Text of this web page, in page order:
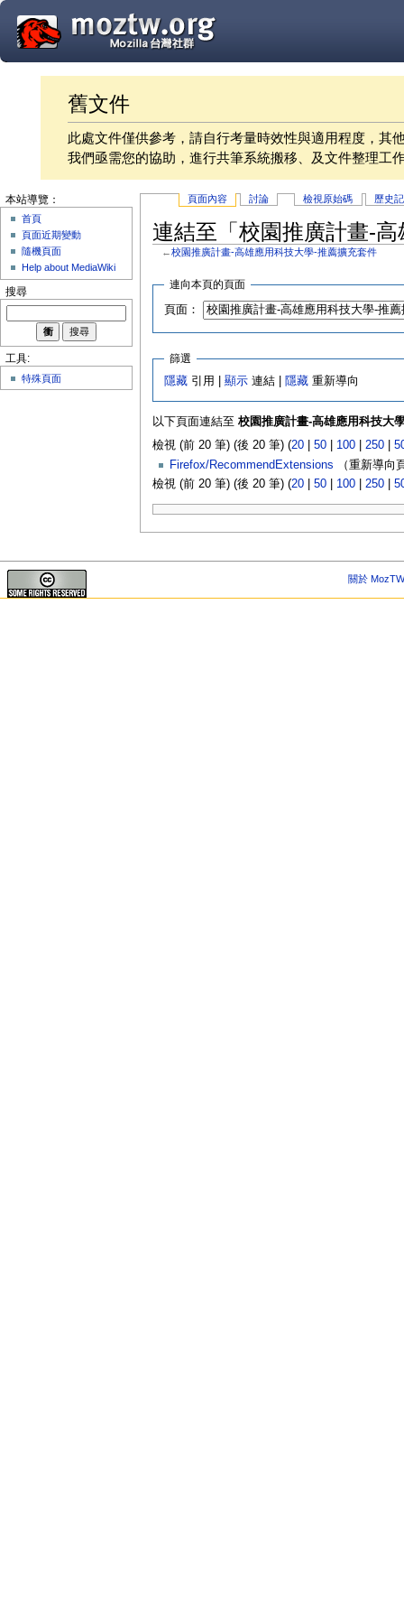
舊文件
此處文件僅供參考，請自行考量時效性與適用程度，其
我們亟需您的協助，進行共筆系統搬移、及文件整理工
頁面內容 討論 檢視原始碼 歷史
連結至「校園推廣計畫-
←校園推廣計畫-高雄應用科技大學-推薦擴充套件
連向本頁的頁面
頁面：
篩選
隱藏 引用 |顯示 連結 | 隱藏 重新導向
以下頁面連結至 校園推廣計畫-高雄應用科技大
檢視 (前 20 筆) (後 20 筆) (20| 50| 100| 250|
Firefox/RecommendExtensions （重新導向
檢視 (前 20 筆) (後 20 筆) (20| 50| 100| 250|
本站導覽：
首頁
頁面近期變動
隨機頁面
Help about MediaWiki
搜尋
工具:
特殊頁面
關於